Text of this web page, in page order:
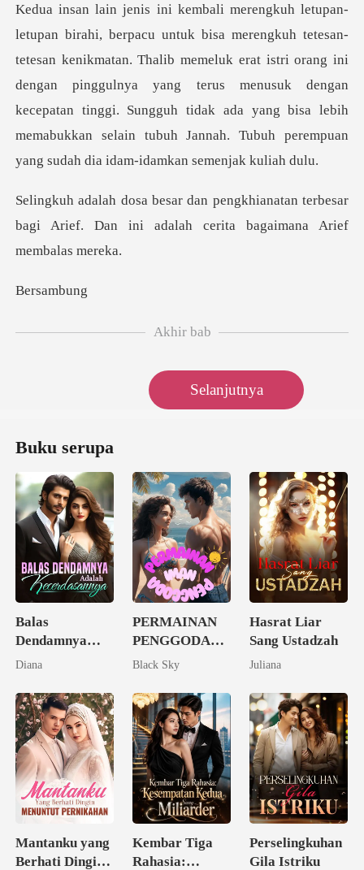
kmatan. Thalib memeluk erat istri orang ini
dengan pinggulnya yang terus menusuk dengan
kecepatan tinggi. Sungguh tida
natan terbesar
bagi Arief. Dan ini adala
sam
Akhir bab
Selanjutnya
Buku serupa
Balas
Dendamnya
Adalah
Diana
PERMAINAN
PENGGODA
IMAN
Black Sky
Hasrat Liar
Sang Ustadzah
Juliana
Mantanku yang
Berhati Dingin
Kembar Tiga
Rahasia:
Perselingkuhan
Gila Istriku